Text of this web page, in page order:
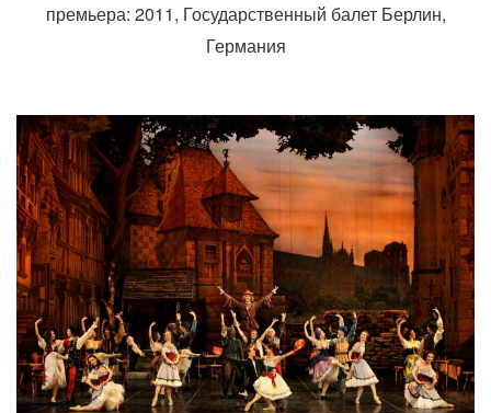
премьера: 2011, Государственный балет Берлин,
Германия